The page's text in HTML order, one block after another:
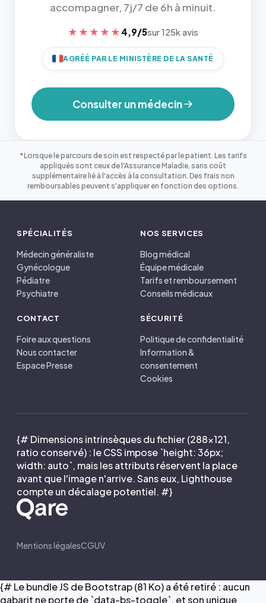
accompagner, 7j/7 de 6h à minuit.
★★★★★ 4,9/5sur 125k avis
AGRÉÉ PAR LE MINISTÈRE DE LA SANTÉ
Consulter un médecin
*Lorsque le parcours de soin est respecté par le patient. Les tarifs
appliqués sont ceux de l'Assurance Maladie, sans coût
supplémentaire lié à l'accès à la consultation. Des frais non
remboursables peuvent s'appliquer en fonction des options.
SPÉCIALITÉS
Médecin généraliste
Gynécologue
Pédiatre
Psychiatre
NOS SERVICES
Blog médical
Équipe médicale
Tarifs et remboursement
Conseils médicaux
CONTACT
Foire aux questions
Nous contacter
Espace Presse
SÉCURITÉ
Politique de confidentialité
Information &
consentement
Cookies
{# Dimensions intrinsèques du fichier (288×121,
ratio conservé) : le CSS impose `height: 36px;
width: auto`, mais les attributs réservent la place
avant que l'image n'arrive. Sans eux, Lighthouse
compte un décalage potentiel. #}
Mentions légalesCGUV
{# Le bundle JS de Bootstrap (81 Ko) a été retiré : aucun
gabarit ne porte de `data-bs-toggle`, et son unique